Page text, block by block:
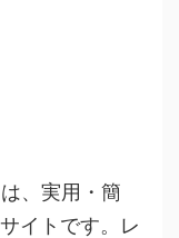
、実用・簡
イトです。レ